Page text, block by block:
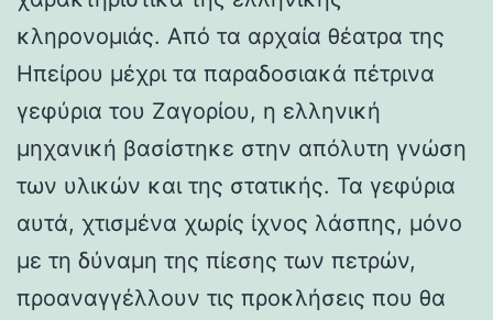
κληρονομιάς. Από τα αρχαία θέατρα της
Ηπείρου μέχρι τα παραδοσιακά πέτρινα
γεφύρια του Ζαγορίου, η ελληνική
μηχανική βασίστηκε στην απόλυτη γνώση
των υλικών και της στατικής. Τα γεφύρια
αυτά, χτισμένα χωρίς ίχνος λάσπης, μόνο
με τη δύναμη της πίεσης των πετρών,
προαναγγέλλουν τις προκλήσεις που θα